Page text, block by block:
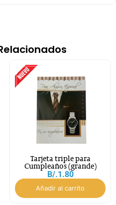
Tarjeta triple para
Cumpleaños (grande)
B/.1.80
Añadir al carrito